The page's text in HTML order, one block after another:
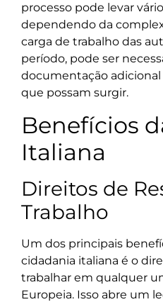
processo pode levar
dependendo da
carga de trabalho das
período, pode ser
documentação
que possam surgir.
Benefícios
Italiana
Direitos de
Trabalho
Um dos principais
cidadania italiana é o
trabalhar em qualquer
Europeia. Isso abre um